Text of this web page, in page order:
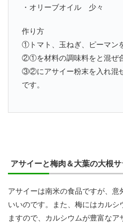
・オリーブオイル 少々
作り方
①トマト、玉ねぎ、ピーマン
②①を材料の調味料をと混ぜ
③②にアサイー粉末を入れ混
です。
アサイーと梅肉＆大葉の大根
アサイーは南米の食品ですが、
いいのです。また、梅にはカルシ
ますので、カルシウムが豊富なア